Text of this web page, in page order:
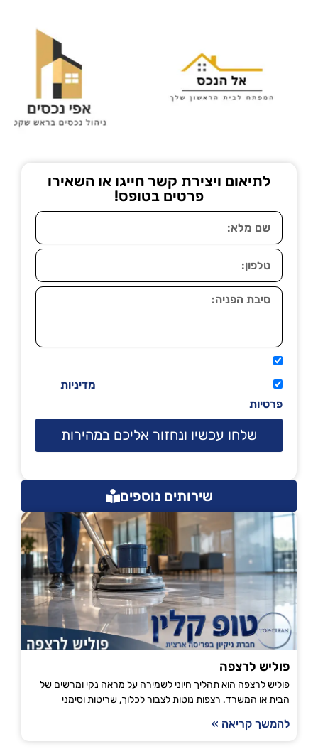
לתיאום ויצירת קשר חייגו או השאירו
פרטים בטופס!
מדיניות
פרטיות
שלחו עכשיו ונחזור אליכם במהירות
שירותים נוספים
פוליש לרצפה
פוליש לרצפה הוא תהליך חיוני לשמירה על מראה נקי ומרשים של
הבית או המשרד. רצפות נוטות לצבור לכלוך, שריטות וסימני
להמשך קריאה »